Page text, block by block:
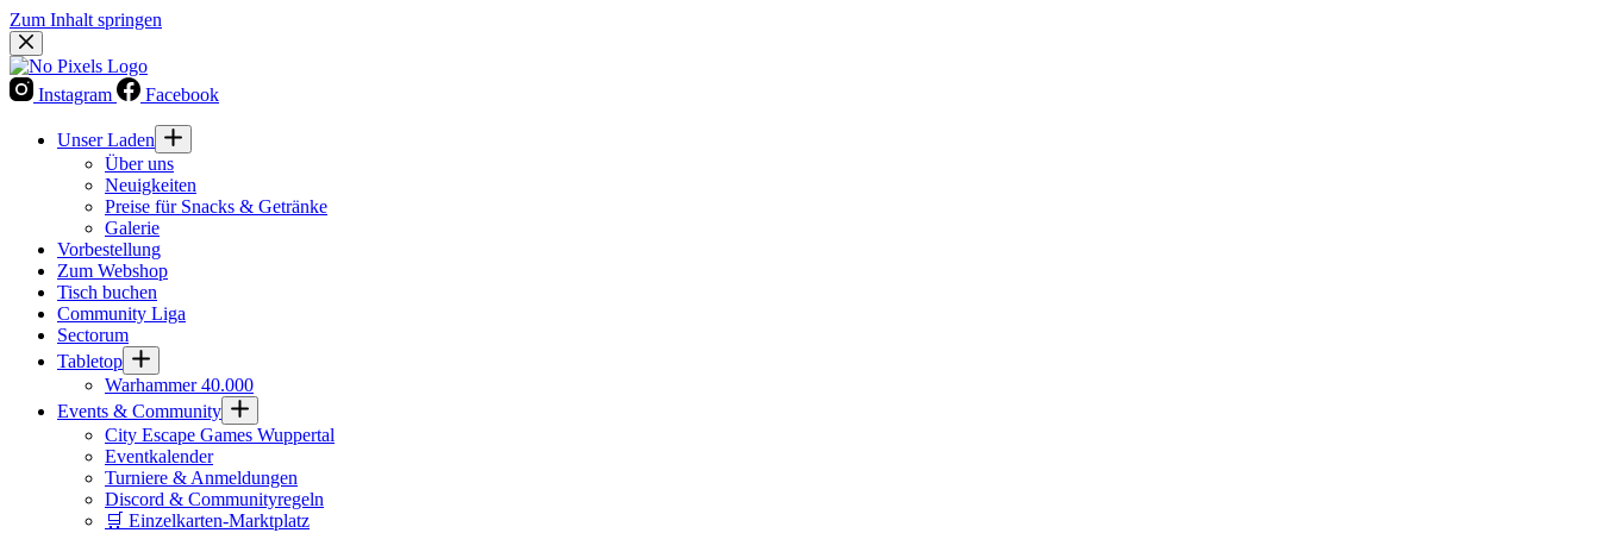
Zum Inhalt springen
Instagram Facebook
Unser Laden
Über uns
Neuigkeiten
Preise für Snacks & Getränke
Galerie
Vorbestellung
Zum Webshop
Tisch buchen
Community Liga
Sectorum
Tabletop
Warhammer 40.000
Events & Community
City Escape Games Wuppertal
Eventkalender
Turniere & Anmeldungen
Discord & Communityregeln
🛒 Einzelkarten-Marktplatz